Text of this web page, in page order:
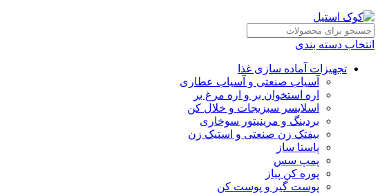
انتخاب دسته بندی
تجهیزات آماده سازی غذا
آسیاب صنعتی و آسیاب عطاری
اره استخوان بر و اره مرغ بر
اسلایسر سبزیجات و خلال کن
بردینگ و مرینیتور سوخاری
بیفتک زن صنعتی و استیک زن
پاستا ساز
پمپ سس
پوره کن پیاز
پوست گیر و پوست کن